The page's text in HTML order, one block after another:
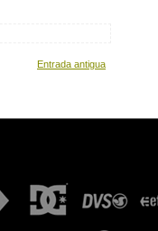
Entrada antigua